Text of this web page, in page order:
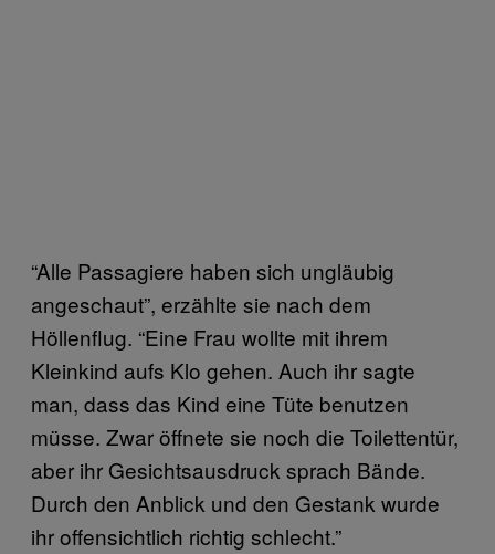
“Alle Passagiere haben sich ungläubig
angeschaut”, erzählte sie nach dem
Höllenflug. “Eine Frau wollte mit ihrem
Kleinkind aufs Klo gehen. Auch ihr sagte
man, dass das Kind eine Tüte benutzen
müsse. Zwar öffnete sie noch die Toilettentür,
aber ihr Gesichtsausdruck sprach Bände.
Durch den Anblick und den Gestank wurde
ihr offensichtlich richtig schlecht.”